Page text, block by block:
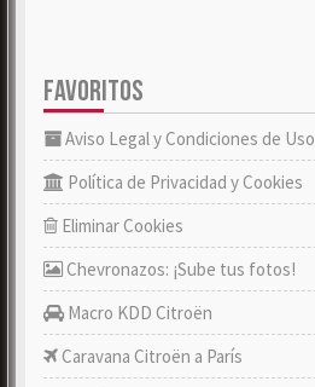
FAVORITOS
Aviso Legal y Condiciones de Uso
Política de Privacidad y Cookies
Eliminar Cookies
Chevronazos: ¡Sube tus fotos!
Macro KDD Citroën
Caravana Citroën a París